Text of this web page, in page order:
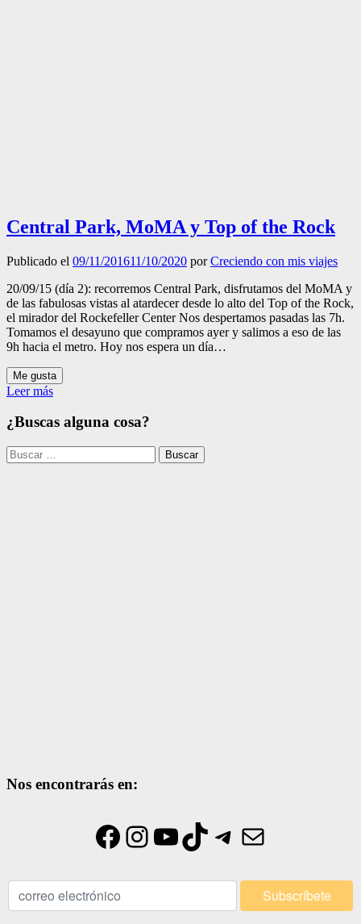
Central Park, MoMA y Top of the Rock
Publicado el 09/11/201611/10/2020 porCreciendo con mis viajes
20/09/15 (día 2): recorremos Central Park, disfrutamos del MoMA y
de las fabulosas vistas al atardecer desde lo alto del Top of the Rock,
el mirador del Rockefeller Center Nos despertamos pasadas las 7h.
Tomamos el desayuno que compramos ayer y salimos a eso de las
9h hacia el metro. Hoy nos espera un día…
Me gusta
Leer más
¿Buscas alguna cosa?
Buscar:
Nos encontrarás en:
Facebook
Instagram
YouTube
TikTok
Telegram
Correo